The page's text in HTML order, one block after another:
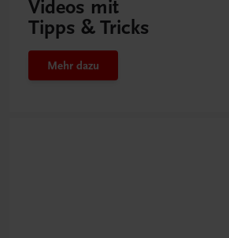
Videos mit
Tipps & Tricks
Mehr dazu